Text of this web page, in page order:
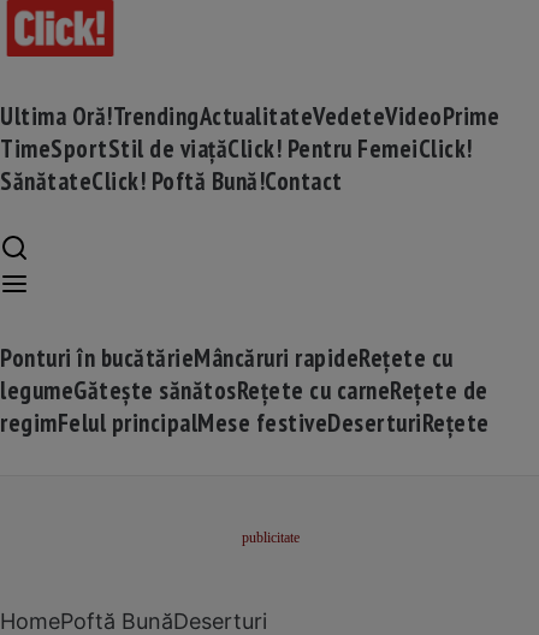
Ultima Oră!TrendingActualitateVedeteVideoPrime
TimeSportStil de viațăClick! Pentru FemeiClick!
SănătateClick! Poftă Bună!Contact
Ponturi în bucătărieMâncăruri rapideRețete cu
legumeGătește sănătosRețete cu carneRețete de
regimFelul principalMese festiveDeserturiRețete
HomePoftă BunăDeserturi